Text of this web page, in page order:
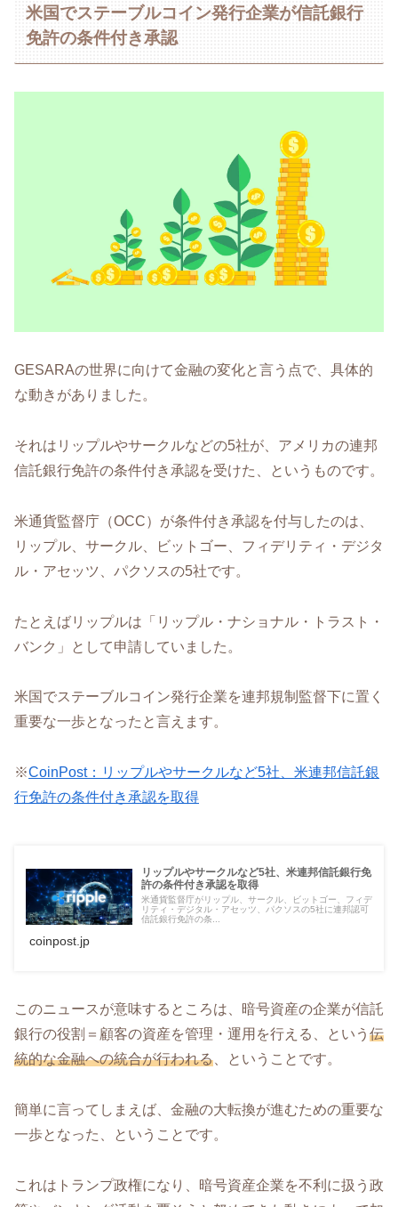
米国でステーブルコイン発行企業が信託銀行
免許の条件付き承認
GESARAの世界に向けて金融の変化と言う点で、具体的
な動きがありました。
それはリップルやサークルなどの5社が、アメリカの連邦
信託銀行免許の条件付き承認を受けた、というものです。
米通貨監督庁（OCC）が条件付き承認を付与したのは、
リップル、サークル、ビットゴー、フィデリティ・デジタ
ル・アセッツ、パクソスの5社です。
たとえばリップルは「リップル・ナショナル・トラスト・
バンク」として申請していました。
米国でステーブルコイン発行企業を連邦規制監督下に置く
重要な一歩となったと言えます。
※CoinPost：リップルやサークルなど5社、米連邦信託銀
行免許の条件付き承認を取得
リップルやサークルなど5社、米連邦信託銀行免
許の条件付き承認を取得
米通貨監督庁がリップル、サークル、ビットゴー、フィデ
リティ・デジタル・アセッツ、パクソスの5社に連邦認可
信託銀行免許の条...
coinpost.jp
このニュースが意味するところは、暗号資産の企業が信託
銀行の役割＝顧客の資産を管理・運用を行える、という 伝
統的な金融への統合が行われる 、ということです。
簡単に言ってしまえば、金融の大転換が進むための重要な
一歩となった、ということです。
これはトランプ政権になり、暗号資産企業を不利に扱う政